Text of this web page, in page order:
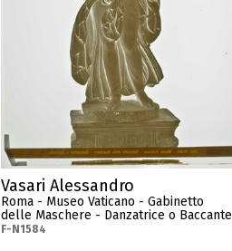
Vasari Alessandro
Roma - Museo Vaticano - Gabinetto
delle Maschere - Danzatrice o Baccante
F-N1584